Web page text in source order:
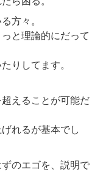
方々。
と理論的にだって
りしてます。
えることが可能だ
れるが基本でし
のエゴを、説明で